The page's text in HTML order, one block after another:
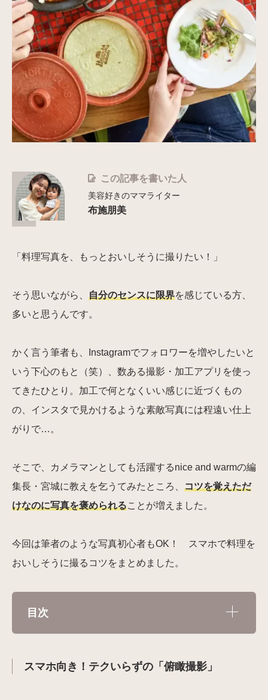
この記事を書いた人
美容好きのママライター
布施朋美
「料理写真を、もっとおいしそうに撮りたい！」
そう思いながら、 自分のセンスに限界を感じている方、
多いと思うんです。
かく言う筆者も、Instagramでフォロワーを増やしたいと
いう下心のもと（笑）、数ある撮影・加工アプリを使っ
てきたひとり。加工で何となくいい感じに近づくもの
の、インスタで見かけるような素敵写真には程遠い仕上
がりで…。
そこで、カメラマンとしても活躍するnice and warmの編
集長・宮城に教えを乞うてみたところ、 コツを覚えただ
けなのに写真を褒められることが増えました。
今回は筆者のような写真初心者もOK！ スマホで料理を
おいしそうに撮るコツをまとめました。
目次
スマホ向き！テクいらずの「俯瞰撮影」